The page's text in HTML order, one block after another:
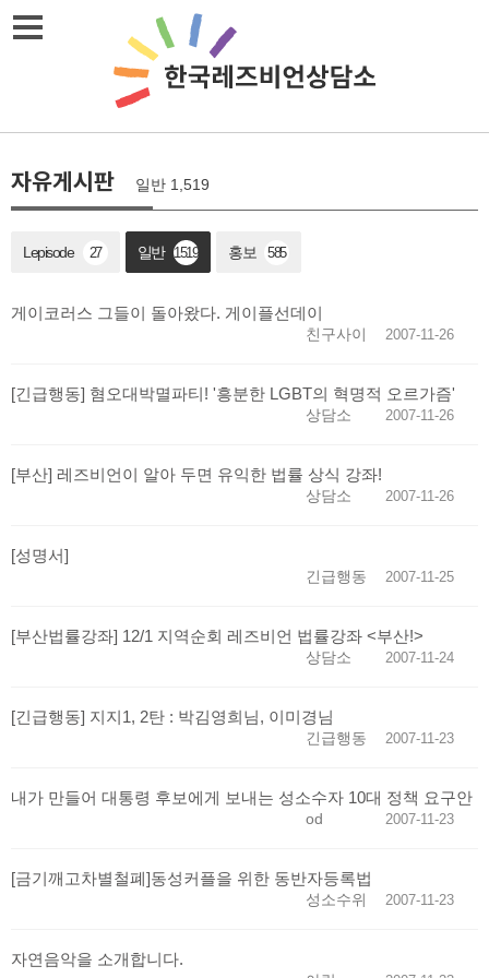
자유게시판 일반 1,519
Lepisode 27 일반 1519 홍보 585
게이코러스 그들이 돌아왔다. 게이플선데이
친구사이 2007-11-26
[긴급행동] 혐오대박멸파티! '흥분한 LGBT의 혁명적 오르가즘'
상담소 2007-11-26
[부산] 레즈비언이 알아 두면 유익한 법률 상식 강좌!
상담소 2007-11-26
[성명서]
긴급행동 2007-11-25
[부산법률강좌] 12/1 지역순회 레즈비언 법률강좌 <부산!>
상담소 2007-11-24
[긴급행동] 지지1, 2탄 : 박김영희님, 이미경님
긴급행동 2007-11-23
내가 만들어 대통령 후보에게 보내는 성소수자 10대 정책 요구안
od 2007-11-23
[금기깨고차별철폐]동성커플을 위한 동반자등록법
성소수위 2007-11-23
자연음악을 소개합니다.